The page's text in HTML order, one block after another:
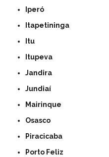
Iperó
Itapetininga
Itu
Itupeva
Jandira
Jundiaí
Mairinque
Osasco
Piracicaba
Porto Feliz